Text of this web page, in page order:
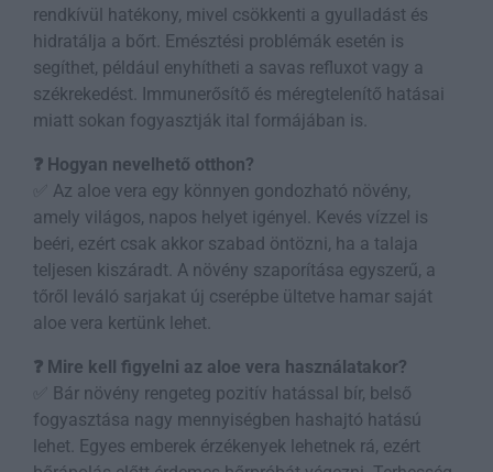
rendkívül hatékony, mivel csökkenti a gyulladást és
hidratálja a bőrt. Emésztési problémák esetén is
segíthet, például enyhítheti a savas refluxot vagy a
székrekedést. Immunerősítő és méregtelenítő hatásai
miatt sokan fogyasztják ital formájában is.
❓ Hogyan nevelhető otthon?
✅ Az aloe vera egy könnyen gondozható növény,
amely világos, napos helyet igényel. Kevés vízzel is
beéri, ezért csak akkor szabad öntözni, ha a talaja
teljesen kiszáradt. A növény szaporítása egyszerű, a
tőről leváló sarjakat új cserépbe ültetve hamar saját
aloe vera kertünk lehet.
❓ Mire kell figyelni az aloe vera használatakor?
✅ Bár növény rengeteg pozitív hatással bír, belső
fogyasztása nagy mennyiségben hashajtó hatású
lehet. Egyes emberek érzékenyek lehetnek rá, ezért